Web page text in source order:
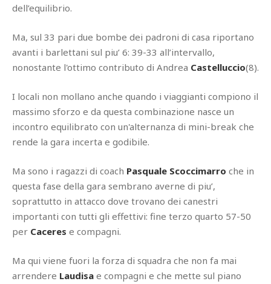
dell’equilibrio.
Ma, sul 33 pari due bombe dei padroni di casa riportano
avanti i barlettani sul piu’ 6: 39-33 all’intervallo,
nonostante l'ottimo contributo di Andrea Castelluccio(8).
I locali non mollano anche quando i viaggianti compiono il
massimo sforzo e da questa combinazione nasce un
incontro equilibrato con un'alternanza di mini-break che
rende la gara incerta e godibile.
Ma sono i ragazzi di coach Pasquale Scoccimarro che in
questa fase della gara sembrano averne di piu’,
soprattutto in attacco dove trovano dei canestri
importanti con tutti gli effettivi: fine terzo quarto 57-50
per Caceres e compagni.
Ma qui viene fuori la forza di squadra che non fa mai
arrendere Laudisa e compagni e che mette sul piano